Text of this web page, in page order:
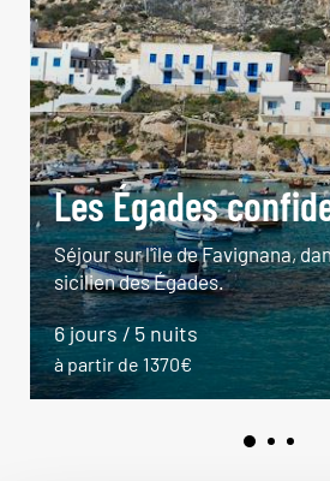
Les Égades
Séjour sur l'île de Favignana,
sicilien des Égades.
6 jours / 5 nuits
à partir de 1370€